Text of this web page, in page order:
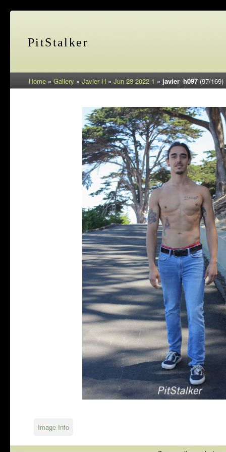
PitStalker
Home » Gallery » Javier H » Jun 28 2022 1 » javier_h097 (97/169)
Image Info